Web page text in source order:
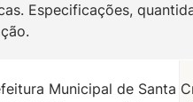
Especificações,
Municipal de Santa